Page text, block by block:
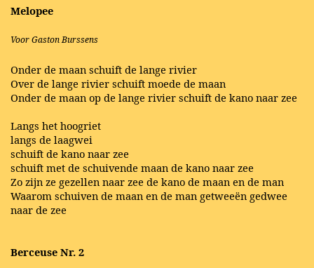
Melopee
Voor Gaston Burssens
Onder de maan schuift de lange rivier
Over de lange rivier schuift moede de maan
Onder de maan op de lange rivier schuift de kano naar zee
Langs het hoogriet
langs de laagwei
schuift de kano naar zee
schuift met de schuivende maan de kano naar zee
Zo zijn ze gezellen naar zee de kano de maan en de man
Waarom schuiven de maan en de man getweeën gedwee
naar de zee
Berceuse Nr. 2